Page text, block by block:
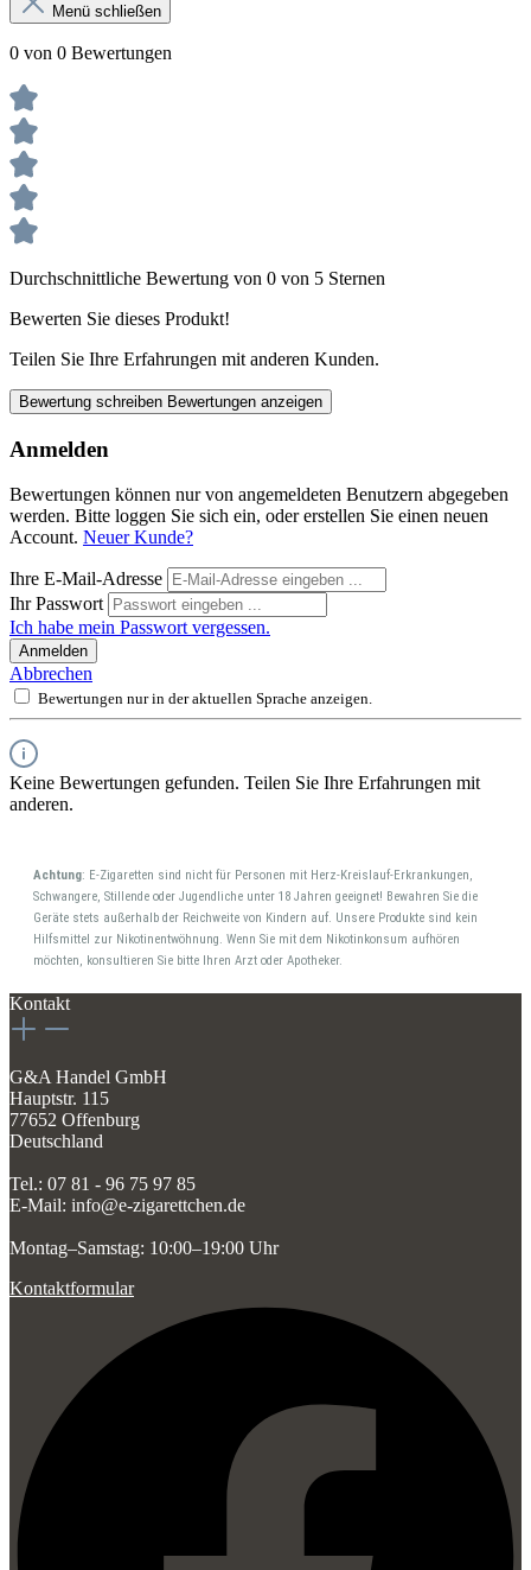
Menü schließen
0 von 0 Bewertungen
Durchschnittliche Bewertung von 0 von 5 Sternen
Bewerten Sie dieses Produkt!
Teilen Sie Ihre Erfahrungen mit anderen Kunden.
Bewertung schreiben Bewertungen anzeigen
Anmelden
Bewertungen können nur von angemeldeten Benutzern abgegeben
werden. Bitte loggen Sie sich ein, oder erstellen Sie einen neuen
Account. Neuer Kunde?
Ihre E-Mail-Adresse
Ihr Passwort
Ich habe mein Passwort vergessen.
Anmelden
Abbrechen
Bewertungen nur in der aktuellen Sprache anzeigen.
Keine Bewertungen gefunden. Teilen Sie Ihre Erfahrungen mit
anderen.
Achtung: E-Zigaretten sind nicht für Personen mit Herz-Kreislauf-Erkrankungen,
Schwangere, Stillende oder Jugendliche unter 18 Jahren geeignet! Bewahren Sie die
Geräte stets außerhalb der Reichweite von Kindern auf. Unsere Produkte sind kein
Hilfsmittel zur Nikotinentwöhnung. Wenn Sie mit dem Nikotinkonsum aufhören
möchten, konsultieren Sie bitte Ihren Arzt oder Apotheker.
Kontakt
G&A Handel GmbH
Hauptstr. 115
77652 Offenburg
Deutschland
Tel.: 07 81 - 96 75 97 85
E-Mail: info@e-zigarettchen.de
Montag–Samstag: 10:00–19:00 Uhr
Kontaktformular